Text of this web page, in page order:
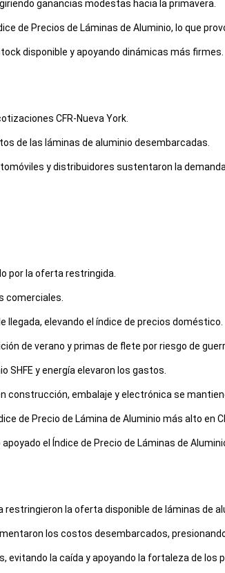
ganancias modestas hacia la primavera.
de Precios de Láminas de Aluminio, lo que
disponible y apoyando dinámicas más firmes.
CFR-Nueva York.
de las láminas de aluminio desembarcadas.
y distribuidores sustentaron la
por la oferta restringida.
comerciales.
elevando el índice de precios doméstico.
de verano y primas de flete por riesgo de
y energía elevaron los gastos.
construcción, embalaje y electrónica se
de Precio de Lámina de Aluminio más alto en
el Índice de Precio de Láminas de
la oferta disponible de láminas de
los costos desembarcados,
la caída y apoyando la fortaleza de los